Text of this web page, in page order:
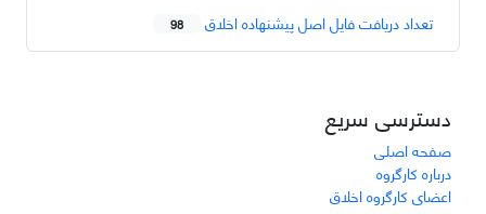
تعداد دریافت فایل اصل پیشنهاده اخلاق 98
دسترسی سریع
صفحه اصلی
درباره کارگروه
اعضای کارگروه اخلاق